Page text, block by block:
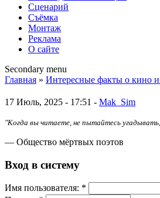
Сценарий
Съёмка
Монтаж
Реклама
О сайте
Secondary menu
Главная » Интересные факты о кино
17 Июль, 2025 - 17:51 - Mak_Sim
"Когда вы читаете, не пытайтесь
— Общество мёртвых поэтов
Вход в систему
Имя пoльзовaтeля: *